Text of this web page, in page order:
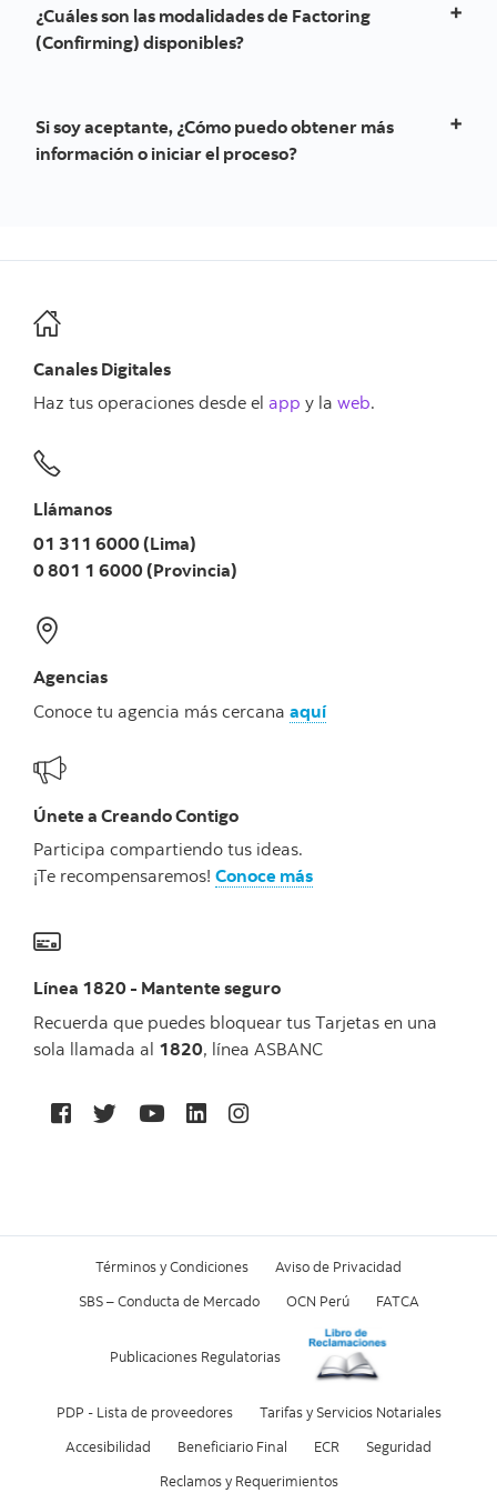
facturas.
¿Cuáles son las modalidades de Factoring
(Confirming) disponibles?
Factoring (Confirming) automático: El adelanto se
procesa automáticamente cuando el aceptante
Si soy aceptante, ¿Cómo puedo obtener más
información o iniciar el proceso?
Canales Digitales
Haz tus operaciones desde el app y la web.
Llámanos
01 311 6000 (Lima)
0 801 1 6000 (Provincia)
Agencias
Conoce tu agencia más cercana aquí
Únete a Creando Contigo
Participa compartiendo tus ideas.
¡Te recompensaremos! Conoce más
Línea 1820 - Mantente seguro
Recuerda que puedes bloquear tus Tarjetas en una
sola llamada al 1820, línea ASBANC
Términos y Condiciones Aviso de Privacidad
SBS – Conducta de Mercado OCN Perú FATCA
Publicaciones Regulatorias
PDP - Lista de proveedores Tarifas y Servicios Notariales
Accesibilidad Beneficiario Final ECR Seguridad
Reclamos y Requerimientos